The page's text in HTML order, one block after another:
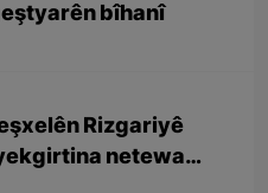
bîhanî
Rizgariyê
netewa